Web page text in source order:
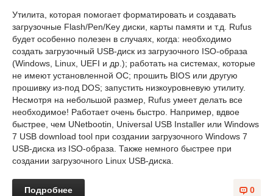
Утилита, которая помогает форматировать и создавать
загрузочные Flash/Pen/Key диски, карты памяти и т.д. Rufus
будет особенно полезен в случаях, когда: необходимо
создать загрузочный USB-диск из загрузочного ISO-образа
(Windows, Linux, UEFI и др.); работать на системах, которые
не имеют установленной ОС; прошить BIOS или другую
прошивку из-под DOS; запустить низкоуровневую утилиту.
Несмотря на небольшой размер, Rufus умеет делать все
необходимое! Работает очень быстро. Например, вдвое
быстрее, чем UNetbootin, Universal USB Installer или Windows
7 USB download tool при создании загрузочного Windows 7
USB-диска из ISO-образа. Также немного быстрее при
создании загрузочного Linux USB-диска.
0
Подробнее